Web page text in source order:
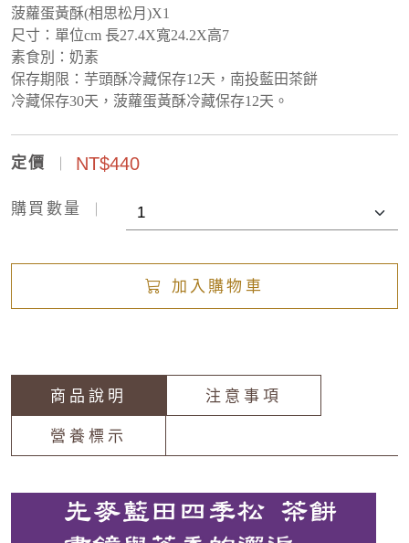
菠蘿蛋黃酥(相思松月)X1
尺寸： 單位cm 長27.4X寬24.2X高7
素食別：奶素
保存期限：芋頭酥冷藏保存12天，南投藍田茶餅
冷藏保存30天，菠蘿蛋黃酥冷藏保存12天。
定價 NT$440
購買數量
加入購物車
商品說明 注意事項
營養標示